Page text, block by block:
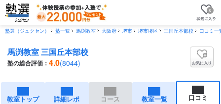
0
塾選（ジュクセン） 塾一覧 馬渕教室 大阪府 堺市 堺市堺区 三国丘本部校 口コミ一
馬渕教室 三国丘本部校
塾の総合評価： 4.0(8044) お気に入り
教室トップ 詳細レポ コース 教室一覧 口コミ